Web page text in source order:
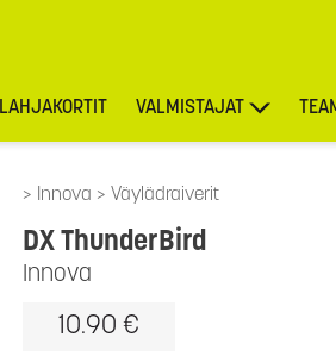
LAHJAKORTIT VALMISTAJAT
Innova Väylädraiverit
Innova
DX ThunderBird
10.90 €